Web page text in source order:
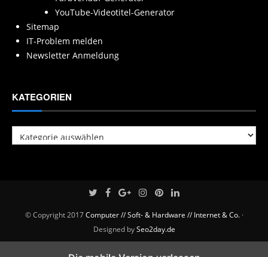
YouTube-Videotitel-Generator
Sitemap
IT-Problem melden
Newsletter Anmeldung
KATEGORIEN
Kategorien
© Copyright 2017Computer // Soft- & Hardware // Internet & Co.·
Designed bySeo2day.de